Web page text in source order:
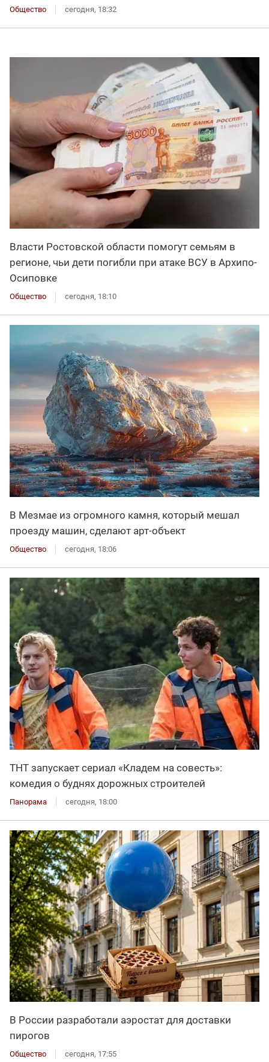
Общество сегодня, 18:32
Власти Ростовской области помогут семьям в
регионе, чьи дети погибли при атаке ВСУ в Архипо-
Осиповке
Общество сегодня, 18:10
В Мезмае из огромного камня, который мешал
проезду машин, сделают арт-объект
Общество сегодня, 18:06
ТНТ запускает сериал «Кладем на совесть»:
комедия о буднях дорожных строителей
Панорама сегодня, 18:00
В России разработали аэростат для доставки
пирогов
Общество сегодня, 17:55